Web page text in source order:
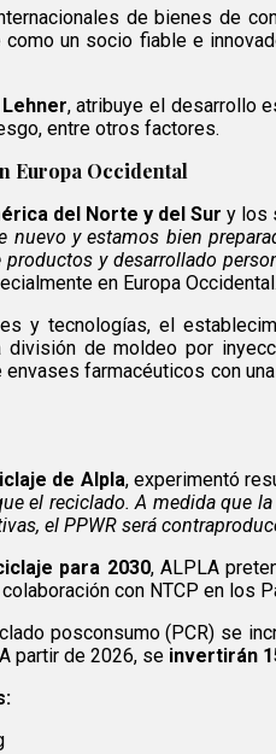
de bienes de
un socio fiable e
, atribuye el desarrollo
entre otros factores.
Europa Occidental
del Norte y del Sur y los
nuevo y estamos bien
y desarrollado
en Europa
y tecnologías, el
división de moldeo por
farmacéuticos con
de Alpla, experimentó
el reciclado. A medida que
el PPWR será
para 2030, ALPLA
con NTCP en los
posconsumo (PCR) se
partir de 2026, se invertirán